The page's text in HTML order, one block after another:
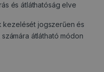
és átláthatóság elve
kezelését jogszerűen és
átlátható módon